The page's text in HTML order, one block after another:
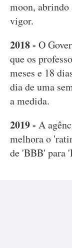
moon, abrindo
vigor.
2018 - O
que os
meses e 18
dia de uma
a medida.
2019 - A
melhora o
de 'BBB' para